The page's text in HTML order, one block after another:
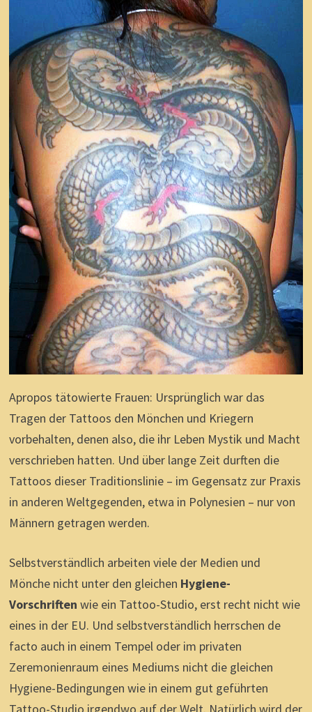
Apropos tätowierte Frauen: Ursprünglich war das
Tragen der Tattoos den Mönchen und Kriegern
vorbehalten, denen also, die ihr Leben Mystik und Macht
verschrieben hatten. Und über lange Zeit durften die
Tattoos dieser Traditionslinie – im Gegensatz zur Praxis
in anderen Weltgegenden, etwa in Polynesien – nur von
Männern getragen werden.
Selbstverständlich arbeiten viele der Medien und
Mönche nicht unter den gleichen Hygiene-
Vorschriften wie ein Tattoo-Studio, erst recht nicht wie
eines in der EU. Und selbstverständlich herrschen de
facto auch in einem Tempel oder im privaten
Zeremonienraum eines Mediums nicht die gleichen
Hygiene-Bedingungen wie in einem gut geführten
Tattoo-Studio irgendwo auf der Welt. Natürlich wird der